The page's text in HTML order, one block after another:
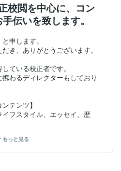
校閲を中心に、コン
伝いを致します。
申します。
き、ありがとうございます。
ている校正者です。
わるディレクターもしており
テンツ】
イフスタイル、エッセイ、歴
BL）
もっと見る